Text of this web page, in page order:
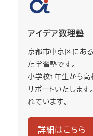
アイデア数理塾
京都市中京区にあ
た学習塾です。
小学校1年生から
サポートいたします
れています。
詳細はこちら